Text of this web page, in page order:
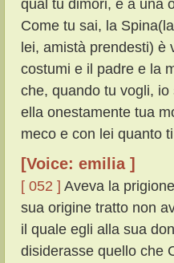
qual tu dimori, e a una
Come tu sai, la
lei, amistà prendesti) è
costumi e il padre e la
che, quando tu vogli,
ella onestamente tua
meco e con lei quanto
[Voice: emilia ]
[ 052 ] Aveva la
sua origine tratto non
il quale egli alla sua
disiderasse quello che